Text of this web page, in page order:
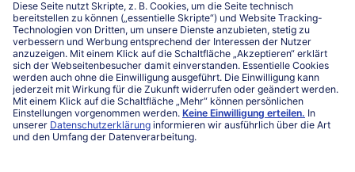
Mein bofrost*
www.bofrost.lu
service@bofrost.lu
027863232
Mo-Fr. von 7 bis 20 Uhr